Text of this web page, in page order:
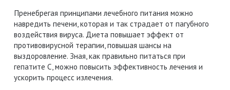
Пренебрегая принципами лечебного питания можно
навредить печени, которая и так страдает от пагубного
воздействия вируса. Диета повышает эффект от
противовирусной терапии, повышая шансы на
выздоровление. Зная, как правильно питаться при
гепатите С, можно повысить эффективность лечения и
ускорить процесс излечения.